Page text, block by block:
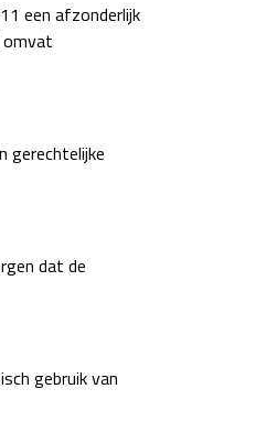
een afzonderlijk
omvat
gerechtelijke
dat de
gebruik van